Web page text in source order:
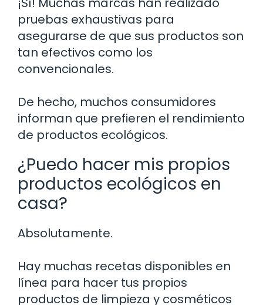
pruebas exhaustivas para
asegurarse de que sus productos son
tan efectivos como los
convencionales.
De hecho, muchos consumidores
informan que prefieren el rendimiento
de productos ecológicos.
¿Puedo hacer mis propios
productos ecológicos en
casa?
Absolutamente.
Hay muchas recetas disponibles en
línea para hacer tus propios
productos de limpieza y cosméticos